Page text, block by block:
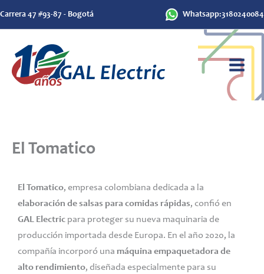
Carrera 47 #93-87 - Bogotá Whatsapp:3180240084
El Tomatico
El Tomatico, empresa colombiana dedicada a la
elaboración de salsas para comidas rápidas, confió en
GAL Electric para proteger su nueva maquinaria de
producción importada desde Europa. En el año 2020, la
compañía incorporó una máquina empaquetadora de
alto rendimiento, diseñada especialmente para su